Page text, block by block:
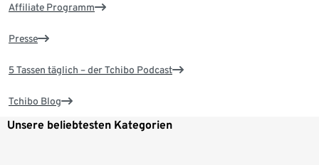
Affiliate Programm
Presse
5 Tassen täglich – der Tchibo Podcast
Tchibo Blog
Unsere beliebtesten Kategorien